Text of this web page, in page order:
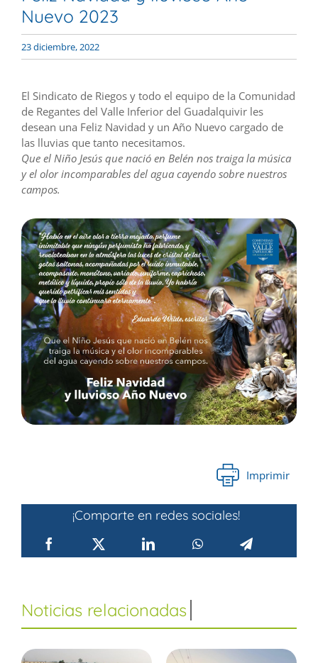
Nuevo 2023
23 diciembre, 2022
El Sindicato de Riegos y todo el equipo de la Comunidad
de Regantes del Valle Inferior del Guadalquivir les
desean una Feliz Navidad y un Año Nuevo cargado de
las lluvias que tanto necesitamos.
Que el Niño Jesús que nació en Belén nos traiga la música
y el olor incomparables del agua cayendo sobre nuestros
campos.
Imprimir
¡Comparte en redes sociales!